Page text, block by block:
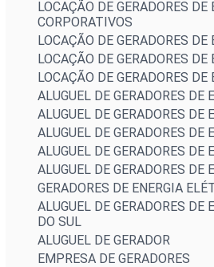
LOCAÇÃO DE GERADORES
CORPORATIVOS
LOCAÇÃO DE GERADORES
LOCAÇÃO DE GERADORES
LOCAÇÃO DE GERADORES
ALUGUEL DE GERADORES DE
ALUGUEL DE GERADORES DE
ALUGUEL DE GERADORES DE
ALUGUEL DE GERADORES DE
ALUGUEL DE GERADORES DE
GERADORES DE ENERGIA
ALUGUEL DE GERADORES DE
DO SUL
ALUGUEL DE GERADOR
EMPRESA DE GERADORES